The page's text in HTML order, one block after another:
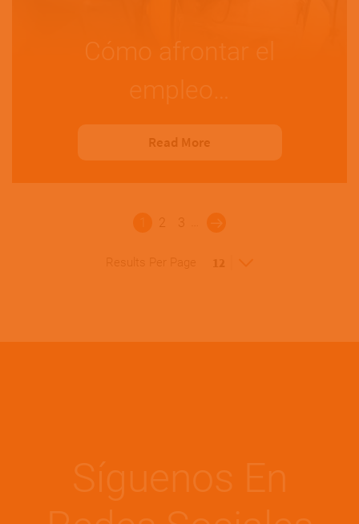
Cómo afrontar el
empleo…
Read More
2 3
Last »
Síguenos En